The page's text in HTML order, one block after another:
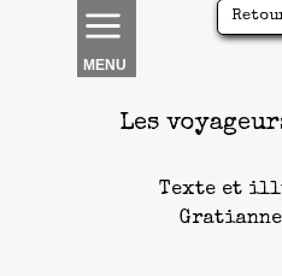
MENU
Les
Texte et